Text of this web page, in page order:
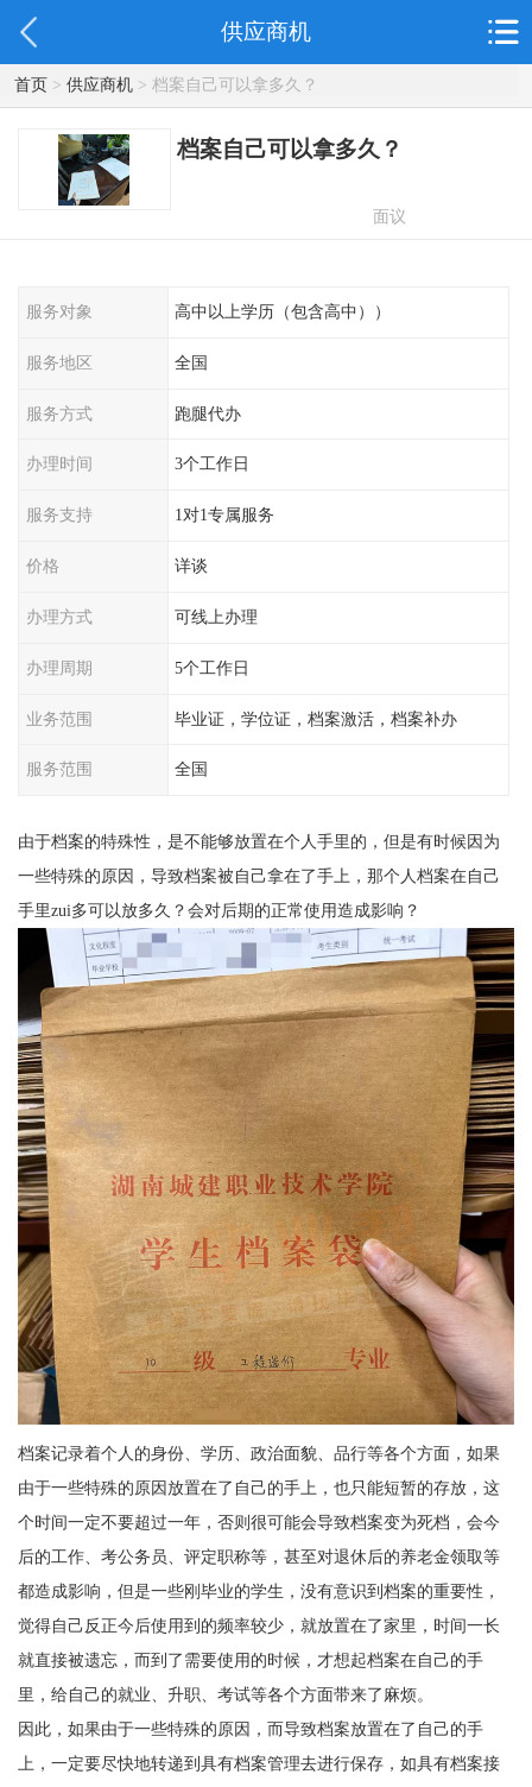
供应商机
首页> 供应商机> 档案自己可以拿多久？
档案自己可以拿多久？
面议
服务对象 高中以上学历（包含高中））
服务地区 全国
服务方式 跑腿代办
办理时间 3个工作日
服务支持 1对1专属服务
价格 详谈
办理方式 可线上办理
办理周期 5个工作日
业务范围 毕业证，学位证，档案激活，档案补办
服务范围 全国
由于档案的特殊性，是不能够放置在个人手里的，但是有时候因为
一些特殊的原因，导致档案被自己拿在了手上，那个人档案在自己
手里zui多可以放多久？会对后期的正常使用造成影响？
档案记录着个人的身份、学历、政治面貌、品行等各个方面，如果
由于一些特殊的原因放置在了自己的手上，也只能短暂的存放，这
个时间一定不要超过一年，否则很可能会导致档案变为死档，会今
后的工作、考公务员、评定职称等，甚至对退休后的养老金领取等
都造成影响，但是一些刚毕业的学生，没有意识到档案的重要性，
觉得自己反正今后使用到的频率较少，就放置在了家里，时间一长
就直接被遗忘，而到了需要使用的时候，才想起档案在自己的手
里，给自己的就业、升职、考试等各个方面带来了麻烦。
因此，如果由于一些特殊的原因，而导致档案放置在了自己的手
上，一定要尽快地转递到具有档案管理去进行保存，如具有档案接